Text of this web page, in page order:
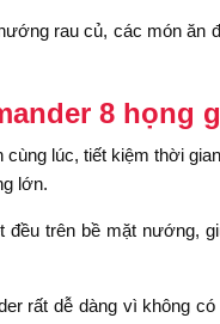
rau củ, các món
8 họng
lúc, tiết kiệm thời
lớn.
đều trên bề mặt
rất dễ dàng vì không